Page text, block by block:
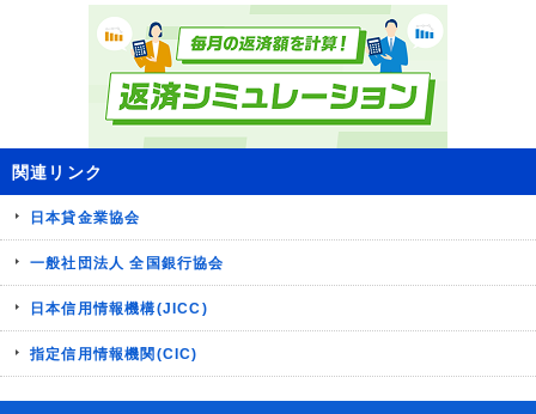
関連リンク
日本貸金業協会
一般社団法人 全国銀行協会
日本信用情報機構(JICC)
指定信用情報機関(CIC)